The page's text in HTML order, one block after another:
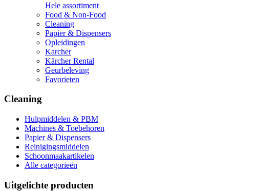
Hele assortiment
Food & Non-Food
Cleaning
Papier & Dispensers
Opleidingen
Karcher
Kärcher Rental
Geurbeleving
Favorieten
Cleaning
Hulpmiddelen & PBM
Machines & Toebehoren
Papier & Dispensers
Reinigingsmiddelen
Schoonmaakartikelen
Alle categorieën
Uitgelichte producten